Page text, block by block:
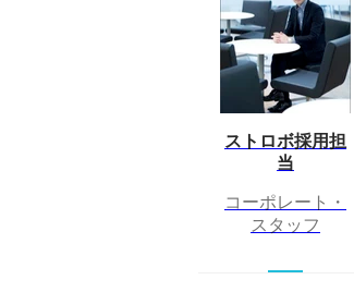
ストロボ採用担
当
コーポレート・
スタッフ